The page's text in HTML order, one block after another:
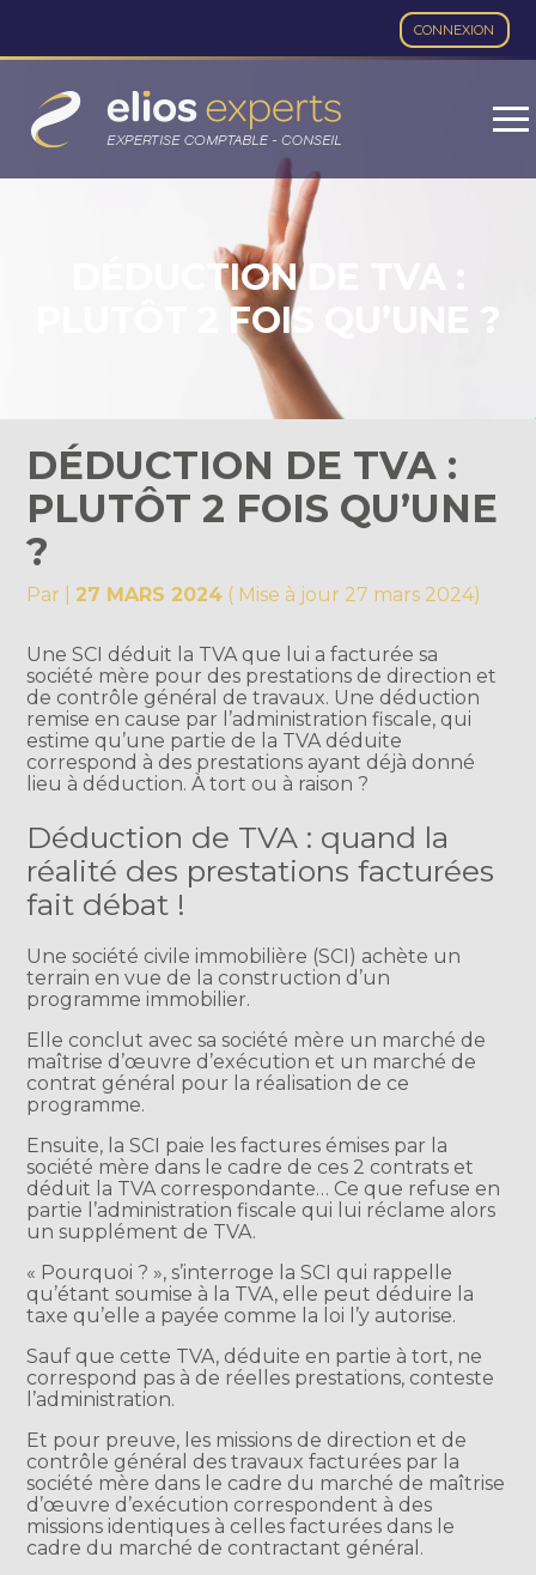
CONNEXION
Aller
DÉDUCTION DE TVA :
PLUTÔT 2 FOIS QU’UNE ?
DÉDUCTION DE TVA :
PLUTÔT 2 FOIS QU’UNE
?
Par 27 MARS 2024 ( Mise à jour 27 mars 2024)
Une SCI déduit la TVA que lui a facturée sa
société mère pour des prestations de direction et
de contrôle général de travaux. Une déduction
remise en cause par l’administration fiscale, qui
estime qu’une partie de la TVA déduite
correspond à des prestations ayant déjà donné
lieu à déduction. À tort ou à raison ?
Déduction de TVA : quand la
réalité des prestations facturées
fait débat !
Une société civile immobilière (SCI) achète un
terrain en vue de la construction d’un
programme immobilier.
Elle conclut avec sa société mère un marché de
maîtrise d’œuvre d’exécution et un marché de
contrat général pour la réalisation de ce
programme.
Ensuite, la SCI paie les factures émises par la
société mère dans le cadre de ces 2 contrats et
déduit la TVA correspondante… Ce que refuse en
partie l’administration fiscale qui lui réclame alors
un supplément de TVA.
« Pourquoi ? », s’interroge la SCI qui rappelle
qu’étant soumise à la TVA, elle peut déduire la
taxe qu’elle a payée comme la loi l’y autorise.
Sauf que cette TVA, déduite en partie à tort, ne
correspond pas à de réelles prestations, conteste
l’administration.
Et pour preuve, les missions de direction et de
contrôle général des travaux facturées par la
société mère dans le cadre du marché de maîtrise
d’œuvre d’exécution correspondent à des
missions identiques à celles facturées dans le
cadre du marché de contractant général.